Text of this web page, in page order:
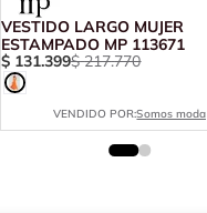
VESTIDO LARGO MUJER
ESTAMPADO MP 113671
$ 131.399$ 217.770
VENDIDO POR:Somos moda